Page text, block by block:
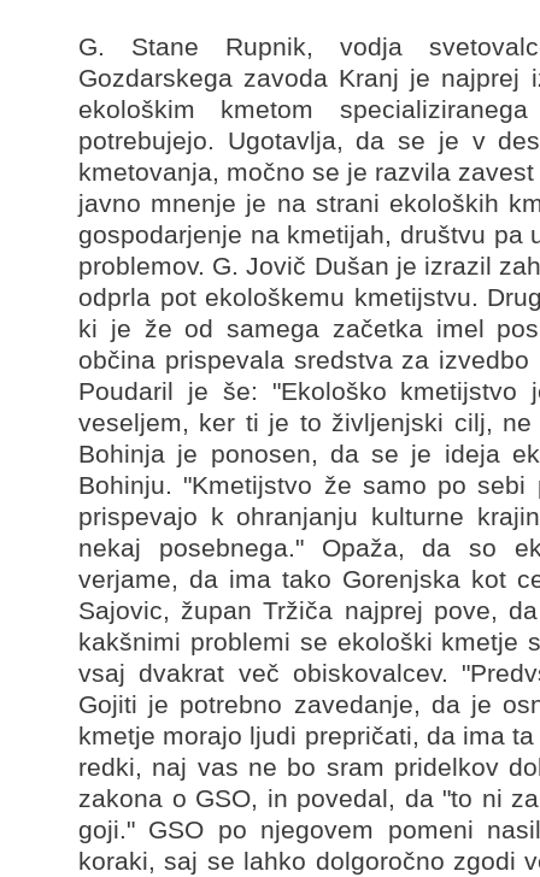
G. Stane Rupnik, vodja
Gozdarskega zavoda Kranj je
ekološkim kmetom
potrebujejo. Ugotavlja, da se je v
kmetovanja, močno se je razvila
javno mnenje je na strani ekoloških
gospodarjenje na kmetijah, društvu pa
problemov. G. Jovič Dušan je izrazil
odprla pot ekološkemu kmetijstvu.
ki je že od samega začetka imel
občina prispevala sredstva za
Poudaril je še: "Ekološko
veseljem, ker ti je to življenjski cilj,
Bohinja je ponosen, da se je ideja
Bohinju. "Kmetijstvo že samo po
prispevajo k ohranjanju kulturne
nekaj posebnega." Opaža, da so
verjame, da ima tako Gorenjska kot
Sajovic, župan Tržiča najprej pove,
kakšnimi problemi se ekološki kmetje
vsaj dvakrat več obiskovalcev.
Gojiti je potrebno zavedanje, da je
kmetje morajo ljudi prepričati, da ima
redki, naj vas ne bo sram pridelkov
zakona o GSO, in povedal, da "to ni
goji." GSO po njegovem pomeni
koraki, saj se lahko dolgoročno zgodi